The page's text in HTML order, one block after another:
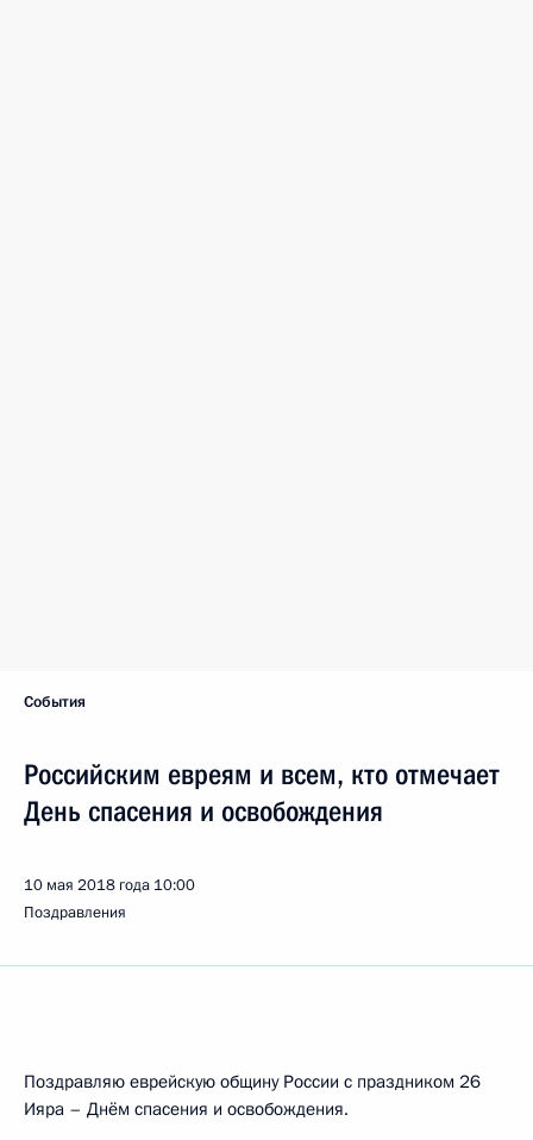
События
Российским евреям и всем, кто отмечает
День спасения и освобождения
10 мая 2018 года 10:00
Поздравления
Поздравляю еврейскую общину России с праздником 26
Ияра – Днём спасения и освобождения.